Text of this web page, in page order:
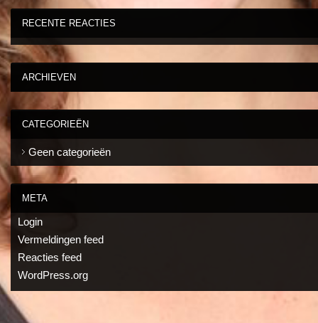
RECENTE REACTIES
ARCHIEVEN
CATEGORIEËN
Geen categorieën
META
Login
Vermeldingen feed
Reacties feed
WordPress.org